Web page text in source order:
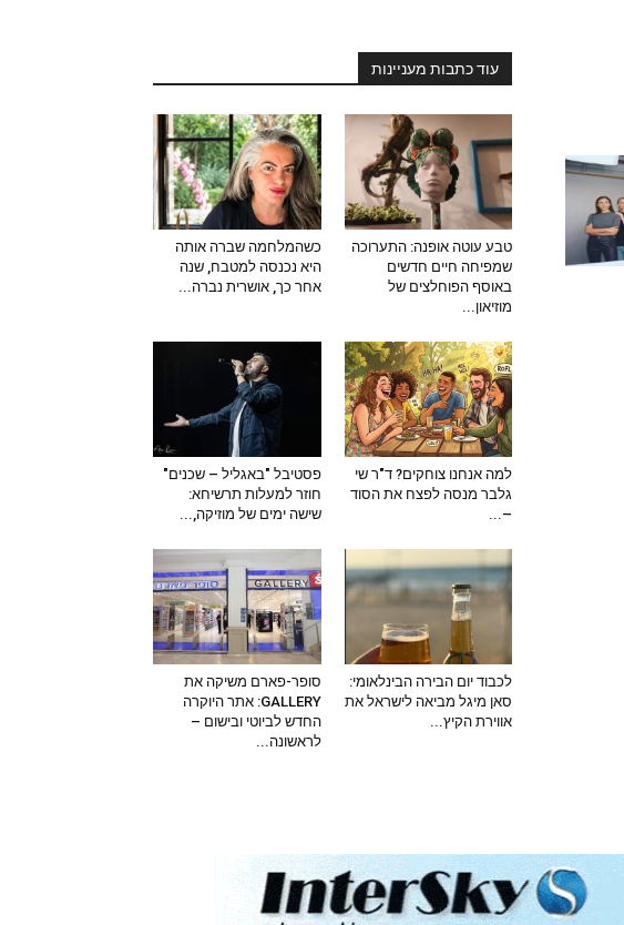
עוד כתבות מעניינות
טבע עוטה אופנה: התערוכה
שמפיחה חיים חדשים
באוסף הפוחלצים של
מוזיאון...
כשהמלחמה שברה אותה
היא נכנסה למטבח, שנה
אחר כך, אושרית נברה...
למה אנחנו צוחקים? ד"ר שי
גלבר מנסה לפצח את הסוד
–...
פסטיבל "באגליל – שכנים"
חוזר למעלות תרשיחא:
שישה ימים של מוזיקה,...
לכבוד יום הבירה הבינלאומי:
סאן מיגל מביאה לישראל את
אווירת הקיץ...
סופר-פארם משיקה את
GALLERY: אתר היוקרה
החדש לביוטי ובישום –
לראשונה...